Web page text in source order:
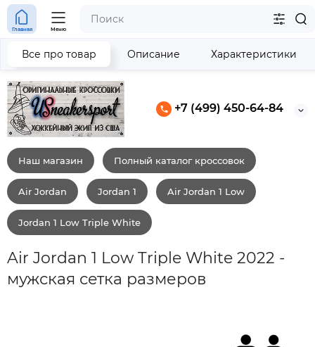
+7 (499) 450-64-84
Главная Меню
Наш магазин Полный каталог кроссовок
Air Jordan Jordan 1 Air Jordan 1 Low
Jordan 1 Low Triple White
Air Jordan 1 Low Triple White 2022 -
мужская сетка размеров
Все про товар Описание Характеристики